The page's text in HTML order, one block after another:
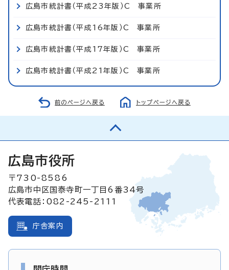
広島市統計書（平成23年版）C 事業所
広島市統計書（平成16年版）C 事業所
広島市統計書（平成17年版）C 事業所
広島市統計書（平成21年版）C 事業所
前のページへ戻る トップページへ戻る
広島市役所
〒730-8586
広島市中区国泰寺町一丁目6番34号
代表電話：082-245-2111
庁舎案内